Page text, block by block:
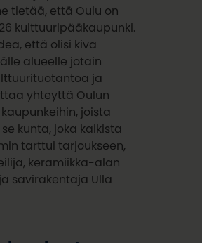
tietää, että Oulu on
kulttuuripääkaupunki.
että olisi kiva
alueelle jotain
ja
yhteyttä Oulun
joista
kunta, joka kaikista
tarttui tarjoukseen,
keramiikka-alan
savirakentaja Ulla